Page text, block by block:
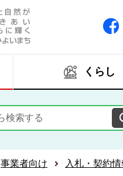
くらし
事業者向け 入札・契約